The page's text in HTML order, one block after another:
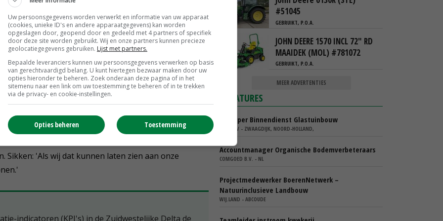
in de vegetatieve fase kunnen meer bijdragen
de tweede zaai strategisch is. 'Als je dit doet, kun je
toevoegen.'
in aardappelen – die voor de sluiting van het
van bacteriepreparaten (fermenten) of vaste
Cosun onderstreept voor de zaal het belang dat
toeleveranciers. 'De Europese wet schrijft voor
met KPI's aan de Biodiversiteitsmonitor moet
'Als wij dat kunnen laten zien aan onze
indicatoren (KPI's) in de Zuidwestelijke Delta de
#51045
GEBRUIKT, P.O.A.
JOHN DEERE 1570 INCL 72" RD
MAAIDEK (MOL) #781072
GEBRUIKT, P.O.A.
MEER ADVERTENTIES
VACATURES
Verkoper Binnendienst Glastuinbouw
KARO BV - ZWAAGDIJK, NOORD-HOLLAND,
Accountmanager Organische Bodemverbeteraars
COMGOED B.V. - NL
Projectmedewerker BoerenNetwerk –
Natuurinclusieve Landbouw
WIJ.LAND - ABCOUDE
Uw persoonsgegevens worden verwerkt en informatie van uw apparaat
(cookies, unieke ID's en andere apparaatgegevens) kan worden
opgeslagen door, geopend door en gedeeld met 4 partners of specifiek
door deze site worden gebruikt. Wij en onze partners kunnen precieze
geolocatiegegevens gebruiken. Lijst met partners.
Bepaalde leveranciers kunnen uw persoonsgegevens verwerken op basis
van gerechtvaardigd belang. U kunt hiertegen bezwaar maken door uw
opties hieronder te beheren. Zoek onderaan deze pagina of in het
sitemenu naar een link om uw toestemming te beheren of in te trekken
via de privacy- en cookie-instellingen.
Toestemming
Opties beheren